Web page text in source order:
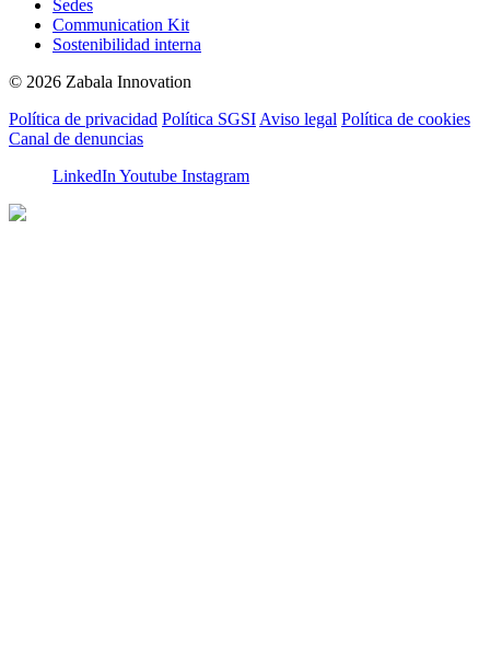
Sedes
Communication Kit
Sostenibilidad interna
© 2026 Zabala Innovation
Política de privacidad Política SGSI Aviso legal Política de cookies
Canal de denuncias
LinkedIn Youtube Instagram